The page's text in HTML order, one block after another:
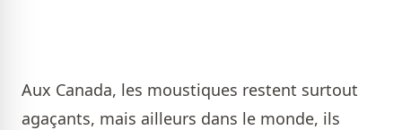
Aux Canada, les moustiques restent surtout
agaçants, mais ailleurs dans le monde, ils